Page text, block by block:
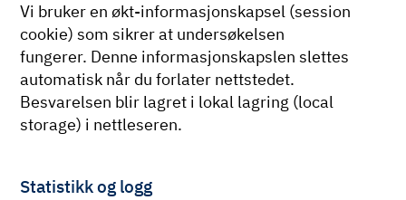
Vi bruker en økt-informasjonskapsel (session
cookie) som sikrer at undersøkelsen
fungerer. Denne informasjonskapslen slettes
automatisk når du forlater nettstedet.
Besvarelsen blir lagret i lokal lagring (local
storage) i nettleseren.
Statistikk og logg